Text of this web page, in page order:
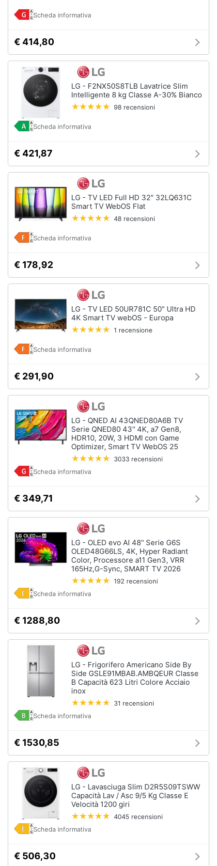
igiene
Beauty
Giocattoli
Prima
infanzia
Fotografia
Casalinghi
Sport
Animali
Motori
Libri,
cd
dvd
Festività
e
Promozioni
Servizi
Assistenza
Esci
Scheda informativa
€ 414,80
LG - F2NX50S8TLB Lavatrice Slim
Intelligente 8 kg Classe A-30% Bianco
98 recensioni
Scheda informativa
€ 421,87
LG - TV LED Full HD 32" 32LQ631C
Smart TV WebOS Flat
48 recensioni
Scheda informativa
€ 178,92
LG - TV LED 50UR781C 50" Ultra HD
4K Smart TV webOS - Europa
1 recensione
Scheda informativa
€ 291,90
LG - QNED AI 43QNED80A6B TV
Serie QNED80 43'' 4K, a7 Gen8,
HDR10, 20W, 3 HDMI con Game
Optimizer, Smart TV WebOS 25
3033 recensioni
Scheda informativa
€ 349,71
LG - OLED evo AI 48'' Serie G6S
OLED48G66LS, 4K, Hyper Radiant
Color, Processore a11 Gen3, VRR
165Hz,G-Sync, SMART TV 2026
192 recensioni
Scheda informativa
€ 1288,80
LG - Frigorifero Americano Side By
Side GSLE91MBAB.AMBQEUR Classe
B Capacità 623 Litri Colore Acciaio
inox
31 recensioni
Scheda informativa
€ 1530,85
LG - Lavasciuga Slim D2R5S09TSWW
Capacità Lav / Asc 9/5 Kg Classe E
Velocità 1200 giri
4045 recensioni
Scheda informativa
€ 506,30